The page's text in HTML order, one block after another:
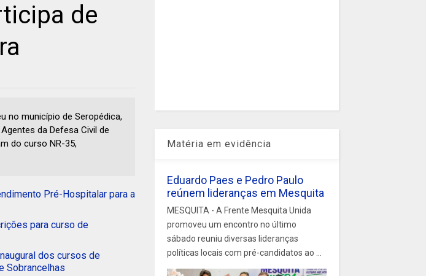
de
no município de Seropédica,
da Defesa Civil de
do curso NR-35,
Pré-Hospitalar para a
para curso de
dos cursos de
Sobrancelhas
Matéria em evidência
Eduardo Paes e Pedro Paulo
reúnem lideranças em Mesquita
MESQUITA - A Frente Mesquita Unida
promoveu um encontro no último
sábado reuniu diversas lideranças
políticas locais com pré-candidatos ao ...